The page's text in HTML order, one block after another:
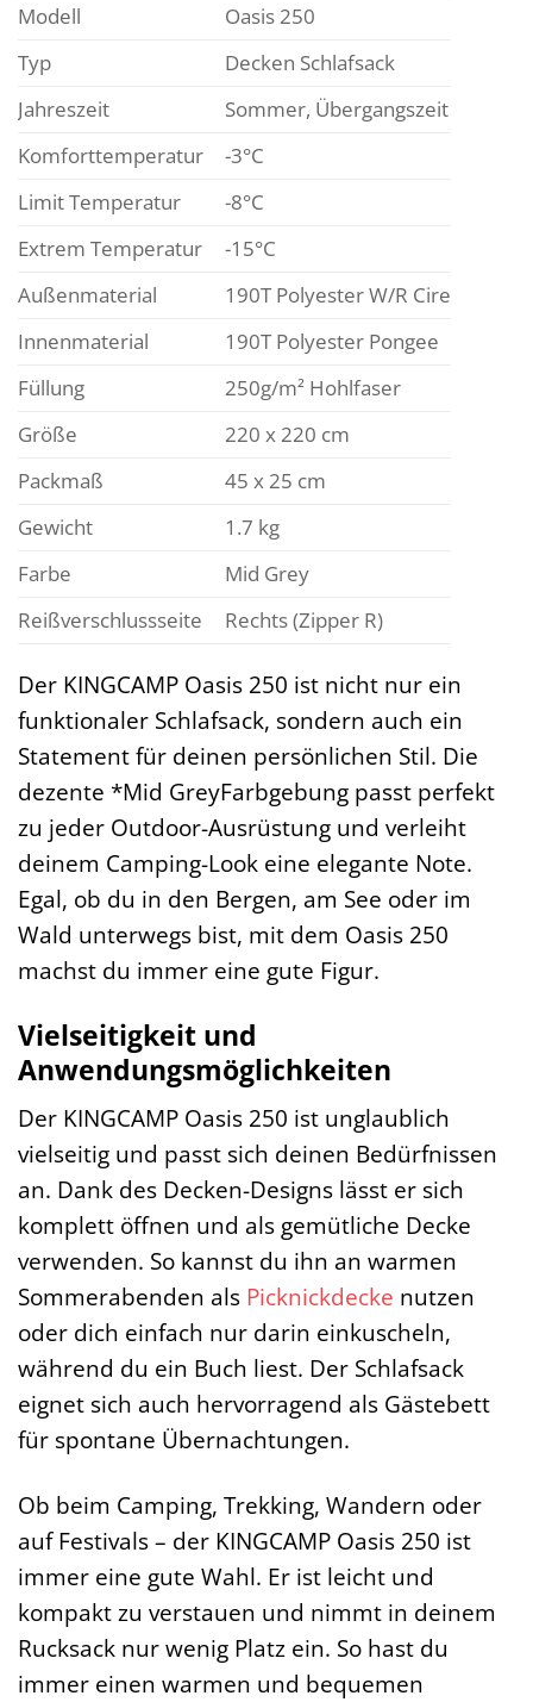
Modell
Oasis 250
Typ
Decken Schlafsack
Jahreszeit
Sommer, Übergangszeit
Komforttemperatur
-3°C
Limit Temperatur
-8°C
Extrem Temperatur
-15°C
Außenmaterial
190T Polyester W/R Cire
Innenmaterial
190T Polyester Pongee
Füllung
250g/m² Hohlfaser
Größe
220 x 220 cm
Packmaß
45 x 25 cm
Gewicht
1.7 kg
Farbe
Mid Grey
Reißverschlussseite
Rechts (Zipper R)
Der KINGCAMP Oasis 250 ist nicht nur ein
funktionaler Schlafsack, sondern auch ein
Statement für deinen persönlichen Stil. Die
dezente *Mid GreyFarbgebung passt perfekt
zu jeder Outdoor-Ausrüstung und verleiht
deinem Camping-Look eine elegante Note.
Egal, ob du in den Bergen, am See oder im
Wald unterwegs bist, mit dem Oasis 250
machst du immer eine gute Figur.
Vielseitigkeit und
Anwendungsmöglichkeiten
Der KINGCAMP Oasis 250 ist unglaublich
vielseitig und passt sich deinen Bedürfnissen
an. Dank des Decken-Designs lässt er sich
komplett öffnen und als gemütliche Decke
verwenden. So kannst du ihn an warmen
Sommerabenden als Picknickdecke nutzen
oder dich einfach nur darin einkuscheln,
während du ein Buch liest. Der Schlafsack
eignet sich auch hervorragend als Gästebett
für spontane Übernachtungen.
Ob beim Camping, Trekking, Wandern oder
auf Festivals – der KINGCAMP Oasis 250 ist
immer eine gute Wahl. Er ist leicht und
kompakt zu verstauen und nimmt in deinem
Rucksack nur wenig Platz ein. So hast du
immer einen warmen und bequemen